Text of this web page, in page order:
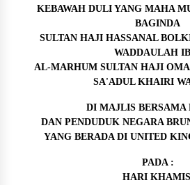
KEBAWAH DULI YANG MAHA
BAGINDA
SULTAN HAJI HASSANAL
WADDAULAH
AL-MARHUM SULTAN HAJI
SA'ADUL KHAIRI
DI MAJLIS BERSAMA
DAN PENDUDUK NEGARA
YANG BERADA DI UNITED
PADA :
HARI